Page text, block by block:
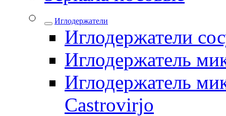
Иглодержатели
Иглодержатели
Иглодержатель
Иглодержатель
Castrovirjo